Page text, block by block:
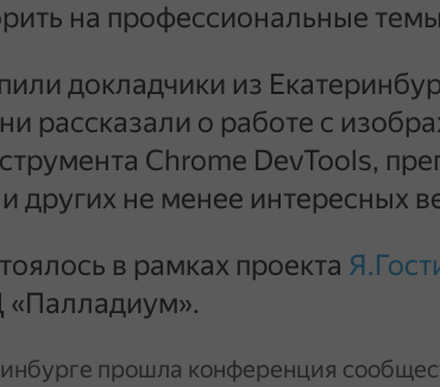
на профессиональные
докладчики из
рассказали о работе с
Chrome DevTools,
других не менее интересных
в рамках проекта
«Палладиум».
прошла конференция